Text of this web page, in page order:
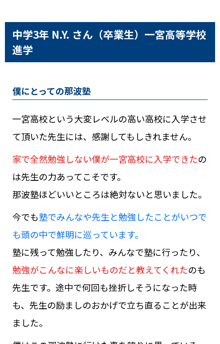
中学3年 N.Y. さん（卒業生） 一宮高等学校
進学
僕にとっての那波塾
一宮高校という大変レベルの高い高校に入学させ
て頂いた先生には、感謝してもしきれません。
家で全然勉強しない僕が一宮高校に入学できたの
は先生の力あってこそです。
那波塾ほどいいところは絶対ないと思いました。
今でも塾でみんなや先生と勉強したことがいつで
も頭の中で鮮明に巡っています。
塾に残って勉強したり、みんなで塾に行ったり、
勉強がこんなに楽しいものだと教えてくれたのも
先生です。途中で何回も挫折しそうになった時
も、先生の励ましのおかげで立ち直ることが出来
ました。